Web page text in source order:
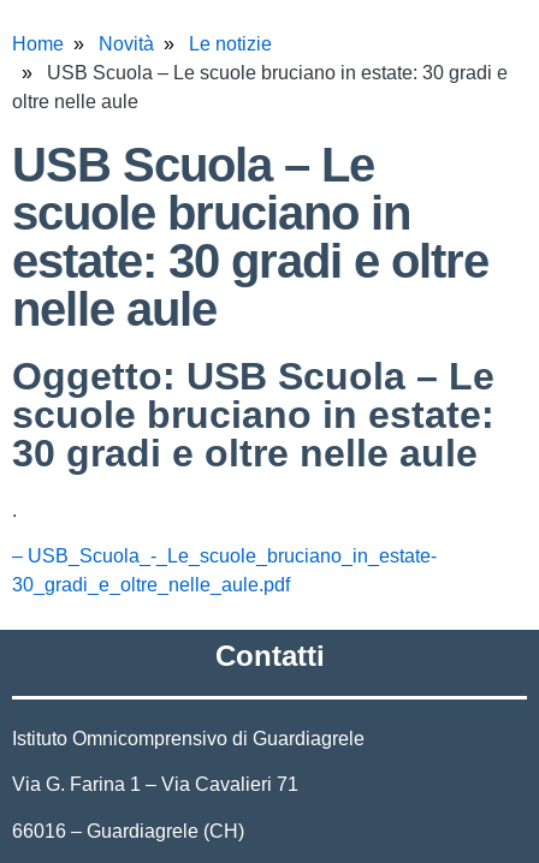
Home Novità
Le notizie
USB Scuola – Le scuole bruciano in estate: 30 gradi e
oltre nelle aule
USB Scuola – Le
scuole bruciano in
estate: 30 gradi e oltre
nelle aule
Oggetto: USB Scuola – Le
scuole bruciano in estate:
30 gradi e oltre nelle aule
.
– USB_Scuola_-_Le_scuole_bruciano_in_estate-
30_gradi_e_oltre_nelle_aule.pdf
Contatti
Istituto Omnicomprensivo di Guardiagrele
Via G. Farina 1 – Via Cavalieri 71
66016 – Guardiagrele (CH)